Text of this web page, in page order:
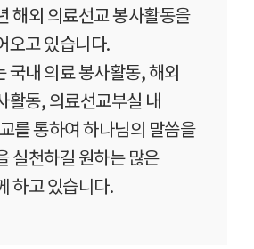
해외 의료선교 봉사활동을
오고 있습니다.
국내 의료 봉사활동, 해외
활동, 의료선교부실 내
를 통하여 하나님의 말씀을
실천하길 원하는 많은
하고 있습니다.